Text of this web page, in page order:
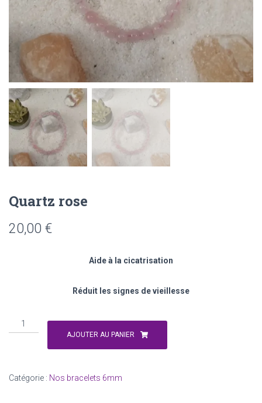
Quartz rose
20,00 €
Aide à la cicatrisation
Réduit les signes de vieillesse
quantité
de
AJOUTER AU PANIER
Catégorie : Nos bracelets 6mm